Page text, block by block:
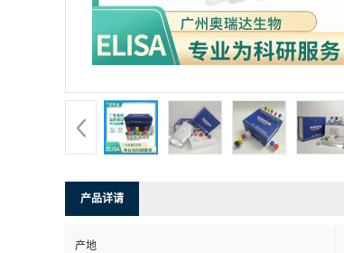
产品详请
产地